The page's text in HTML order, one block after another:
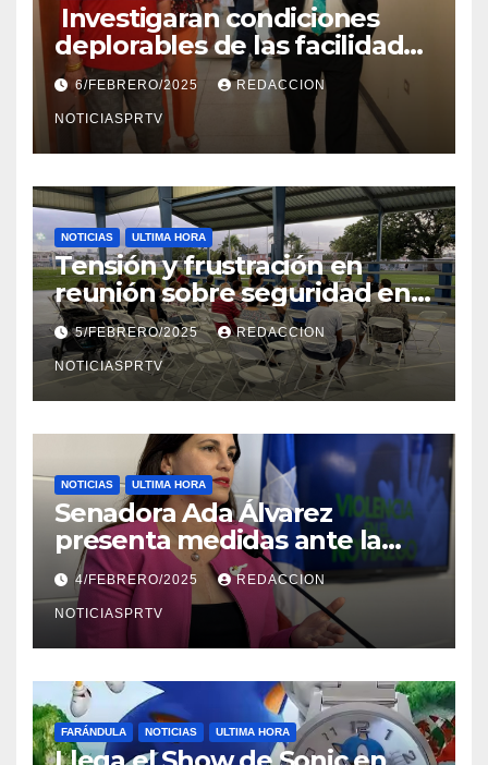
Investigaran condiciones
deplorables de las facilidades
el Departamento de la Salud
en Mayagüez
6/FEBRERO/2025 REDACCION
NOTICIASPRTV
NOTICIAS ULTIMA HORA
Tensión y frustración en
reunión sobre seguridad en
Reparto Metropolitano
5/FEBRERO/2025 REDACCION
NOTICIASPRTV
NOTICIAS ULTIMA HORA
Senadora Ada Álvarez
presenta medidas ante la
violencia en el noviazgo
4/FEBRERO/2025 REDACCION
NOTICIASPRTV
FARÁNDULA NOTICIAS ULTIMA HORA